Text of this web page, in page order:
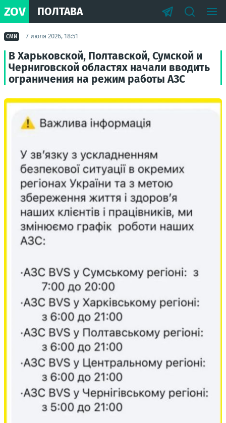
ZOV ПОЛТАВА
СМИ 7 июля 2026, 18:51
В Харьковской, Полтавской, Сумской и
Черниговской областях начали вводить
ограничения на режим работы АЗС